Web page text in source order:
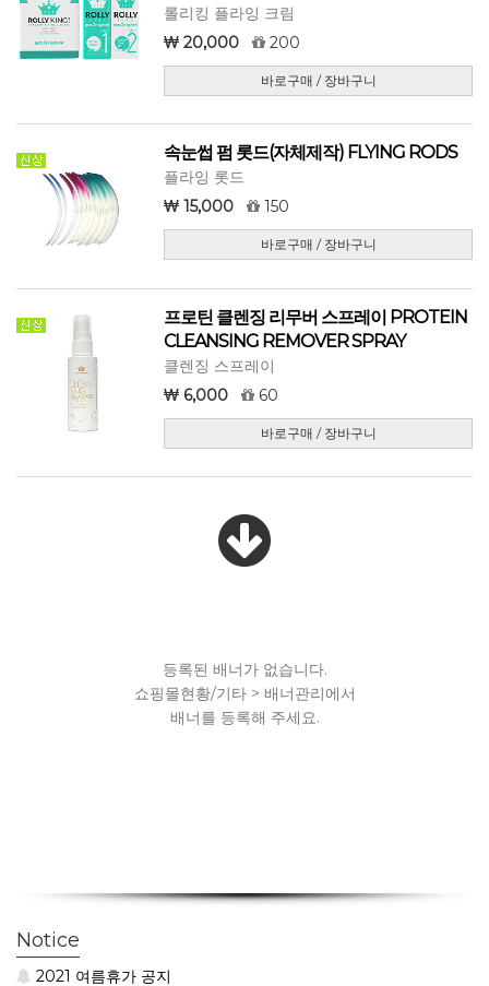
롤리킹 플라잉 크림
20,000
200
바로구매 / 장바구니
속눈썹 펌 롯드(자체제작) FLYING RODS
플라잉 롯드
15,000
150
바로구매 / 장바구니
프로틴 클렌징 리무버 스프레이 PROTEIN
CLEANSING REMOVER SPRAY
클렌징 스프레이
6,000
60
바로구매 / 장바구니
등록된 배너가 없습니다.
쇼핑몰현황/기타 > 배너관리에서
배너를 등록해 주세요.
Notice
2021 여름휴가 공지